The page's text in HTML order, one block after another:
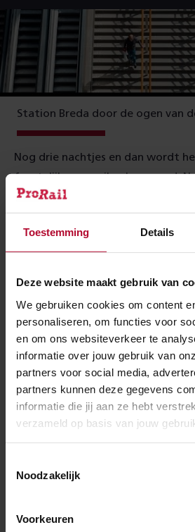
Toestemming Details
Deze website maakt gebruik van
We gebruiken cookies om content
personaliseren, om functies voor
en om ons websiteverkeer te
informatie over jouw gebruik van
partners voor social media,
partners kunnen deze gegevens
informatie die jij aan ze hebt
verzameld op basis van jouw
Noodzakelijk
Voorkeuren
Station Breda door de ogen van
Nog drie nachtjes en dan wordt
feestelijk en muzikaal geopend.
Velsen er die dag ook bij.
officiële opening om 15:30 uur in
staatssecretaris Sharon Dijksma.
Station Breda
NS, ProRail en de gemeente Breda
de bouwcombinatie Ballast
prachtig en uniek station
dat past bij de allure van een
doet aan de stad Breda. De bouw
gemaakt dankzij financiële
ministerie van Infrastructuur en
In Nederland reizen steeds meer